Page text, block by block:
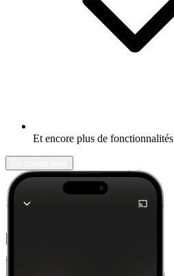
Et encore plus de fonctionnalités